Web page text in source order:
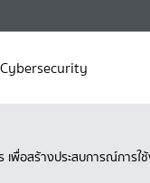
Cybersecurity
พื่อสร้างประสบการณ์การใ